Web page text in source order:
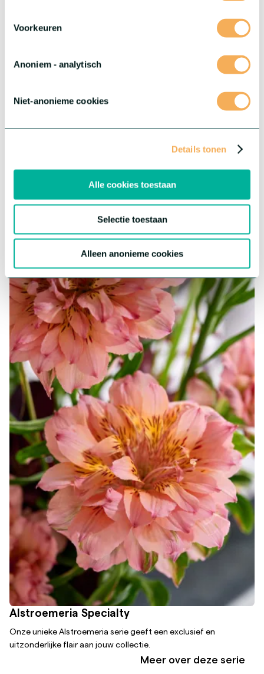
Voorkeuren
Anoniem - analytisch
Niet-anonieme cookies
Details tonen
Alle cookies toestaan
Selectie toestaan
Alleen anonieme cookies
Onze Gypsophila Zinzi collectie bevat zeer productieve
variëteiten van Baby’s Breath voor de binnen- en buitenteelt. Ze
Meer over deze serie
Alstroemeria Specialty
Onze unieke Alstroemeria serie geeft een exclusief en
uitzonderlijke flair aan jouw collectie.
Meer over deze serie